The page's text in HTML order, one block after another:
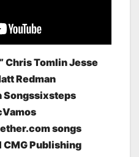
Chris Tomlin Jesse
Redman
Songssixsteps
songs
CMG Publishing